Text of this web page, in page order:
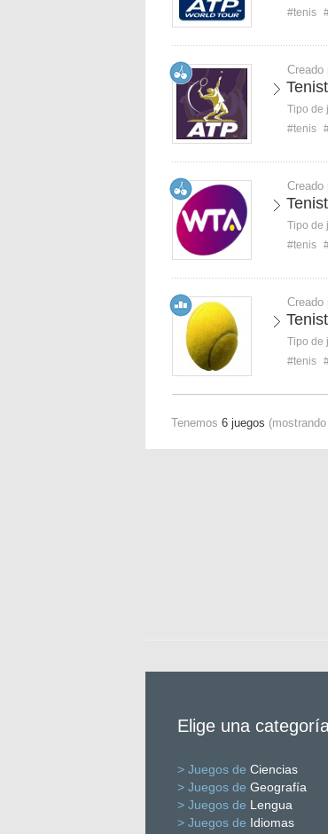
#tenis
Creado
Tipo de
#tenis
Creado
Tipo de
#tenis
Creado
Tipo de
#tenis
Tenemos 6 juegos
Elige una
> Juegos de Ciencias
> Juegos de Geografía
> Juegos de Lengua
> Juegos de Idiomas